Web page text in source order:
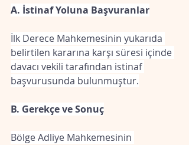
A. İstinaf Yoluna Başvuranlar
İlk Derece Mahkemesinin yukarıda
belirtilen kararına karşı süresi içinde
davacı vekili tarafından istinaf
başvurusunda bulunmuştur.
B. Gerekçe ve Sonuç
Bölge Adliye Mahkemesinin